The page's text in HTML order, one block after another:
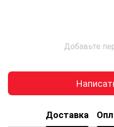
Добавьте
Доставка